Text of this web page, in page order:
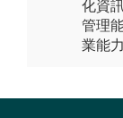
化資
管理
業能力